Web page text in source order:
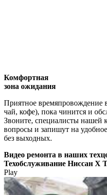
Комфортная
зона ожидания
Приятное времяпровождение
чай, кофе), пока чинится и
Звоните, специалисты нашей
вопросы и запишут на
без выходных.
Видео ремонта в наших
Техобслуживание Ниссан Х
Play